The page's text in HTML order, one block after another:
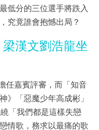
低分的三位選手將跌入
究竟誰會抱憾出局？
漢文劉浩龍坐
任嘉賓評審，而「知音
》「惡魔少年高成彬」
「我們都是這樣失戀
情歌，務求以最痛的歌